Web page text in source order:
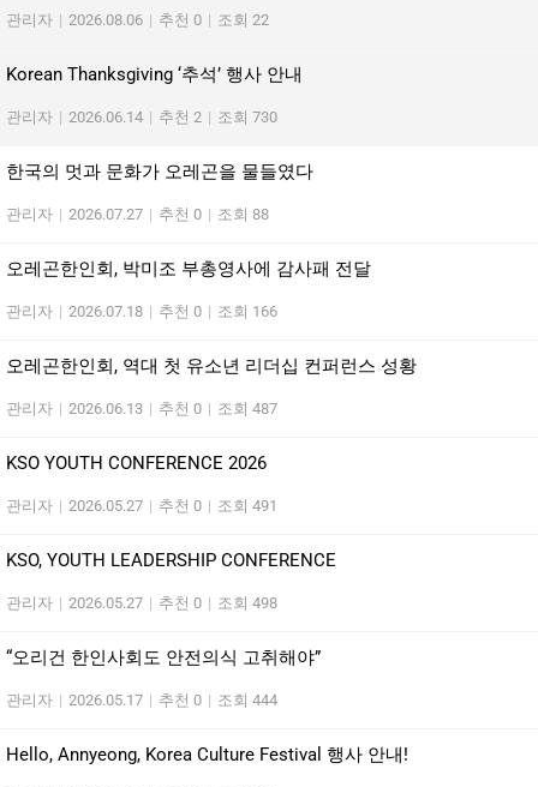
관리자 | 2026.08.06 | 추천 0 | 조회 22
Korean Thanksgiving ‘추석’ 행사 안내
관리자 | 2026.06.14 | 추천 2 | 조회 730
한국의 멋과 문화가 오레곤을 물들였다
관리자 | 2026.07.27 | 추천 0 | 조회 88
오레곤한인회, 박미조 부총영사에 감사패 전달
관리자 | 2026.07.18 | 추천 0 | 조회 166
오레곤한인회, 역대 첫 유소년 리더십 컨퍼런스 성황
관리자 | 2026.06.13 | 추천 0 | 조회 487
KSO YOUTH CONFERENCE 2026
관리자 | 2026.05.27 | 추천 0 | 조회 491
KSO, YOUTH LEADERSHIP CONFERENCE
관리자 | 2026.05.27 | 추천 0 | 조회 498
“오리건 한인사회도 안전의식 고취해야”
관리자 | 2026.05.17 | 추천 0 | 조회 444
Hello, Annyeong, Korea Culture Festival 행사 안내!